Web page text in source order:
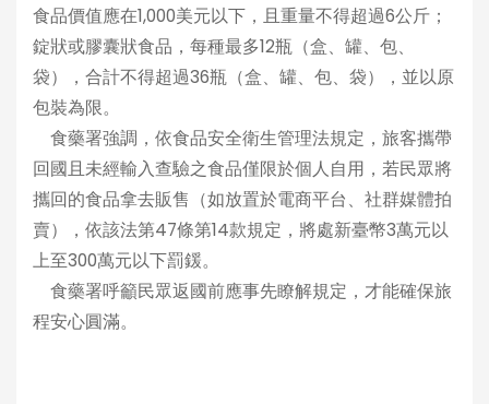
食品價值應在1,000美元以下，且重量不得超過6公斤；
錠狀或膠囊狀食品，每種最多12瓶（盒、罐、包、
袋），合計不得超過36瓶（盒、罐、包、袋），並以原
包裝為限。
食藥署強調，依食品安全衛生管理法規定，旅客攜帶
回國且未經輸入查驗之食品僅限於個人自用，若民眾將
攜回的食品拿去販售（如放置於電商平台、社群媒體拍
賣），依該法第47條第14款規定，將處新臺幣3萬元以
上至300萬元以下罰鍰。
食藥署呼籲民眾返國前應事先瞭解規定，才能確保旅
程安心圓滿。